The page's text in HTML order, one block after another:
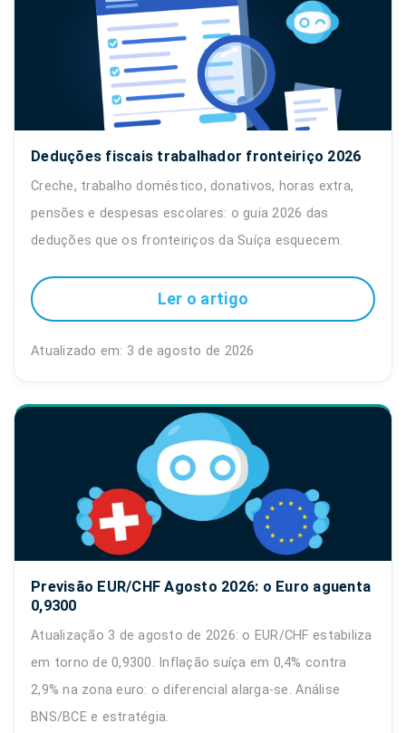
Deduções fiscais trabalhador fronteiriço 2026
Creche, trabalho doméstico, donativos, horas extra,
pensões e despesas escolares: o guia 2026 das
deduções que os fronteiriços da Suíça esquecem.
Ler o artigo
Atualizado em: 3 de agosto de 2026
Previsão EUR/CHF Agosto 2026: o Euro aguenta
0,9300
Atualização 3 de agosto de 2026: o EUR/CHF estabiliza
em torno de 0,9300. Inflação suíça em 0,4% contra
2,9% na zona euro: o diferencial alarga-se. Análise
BNS/BCE e estratégia.